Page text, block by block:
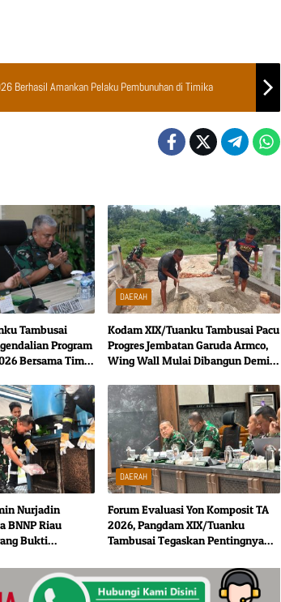
Berhasil Amankan Pelaku Pembunuhan di Timika
Tambusai
Program
Bersama Tim
DAERAH
Kodam XIX/Tuanku Tambusai Pacu
Progres Jembatan Garuda Armco,
Wing Wall Mulai Dibangun Demi
Nurjadin
BNNP Riau
Bukti
DAERAH
Forum Evaluasi Yon Komposit TA
2026, Pangdam XIX/Tuanku
Tambusai Tegaskan Pentingnya
Komposit Gardapati